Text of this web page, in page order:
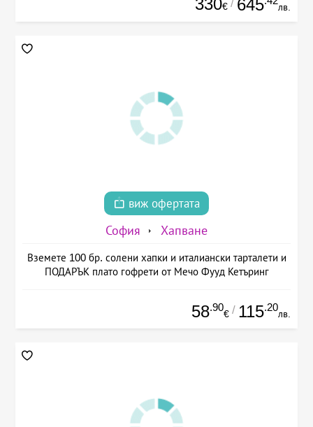
330€ / 645 лв.
виж офертата
София Хапване
Вземете 100 бр. солени хапки и италиански тарталети и
ПОДАРЪК плато гофрети от Мечо Фууд Кетъринг
58.90
€ / 115.20
лв.